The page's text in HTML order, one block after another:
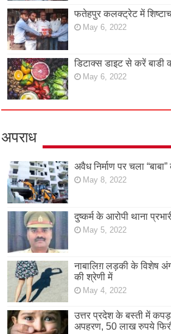
फतेहपुर कलक्ट्रेट में
May 6, 2022
डिटाक्स डाइट से करें बाडी
May 6, 2022
अपराध
अवैध निर्माण पर चला
May 8, 2022
दुष्कर्म के आरोपी थाना
May 5, 2022
नाबालिग़ लड़की के विशेष
की श्रेणी में
May 4, 2022
उत्तर प्रदेश के बस्ती में
अपहरण, 50 लाख रुपये